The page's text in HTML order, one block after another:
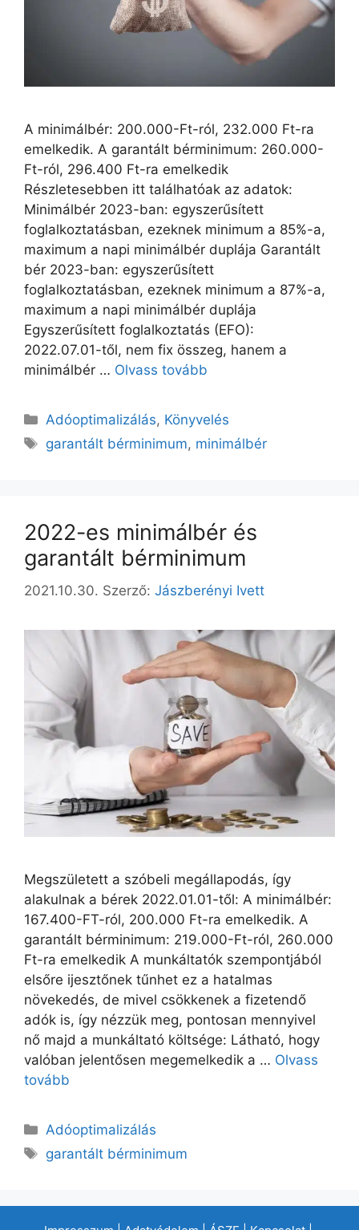
A minimálbér: 200.000-Ft-ról, 232.000 Ft-ra
emelkedik. A garantált bérminimum: 260.000-
Ft-ról, 296.400 Ft-ra emelkedik
Részletesebben itt találhatóak az adatok:
Minimálbér 2023-ban: egyszerűsített
foglalkoztatásban, ezeknek minimum a 85%-a,
maximum a napi minimálbér duplája Garantált
bér 2023-ban: egyszerűsített
foglalkoztatásban, ezeknek minimum a 87%-a,
maximum a napi minimálbér duplája
Egyszerűsített foglalkoztatás (EFO):
2022.07.01-től, nem fix összeg, hanem a
minimálbér … Olvass tovább
Adóoptimalizálás, Könyvelés
garantált bérminimum, minimálbér
2022-es minimálbér és
garantált bérminimum
2021.10.30. Szerző: Jászberényi Ivett
Megszületett a szóbeli megállapodás, így
alakulnak a bérek 2022.01.01-től: A minimálbér:
167.400-FT-ról, 200.000 Ft-ra emelkedik. A
garantált bérminimum: 219.000-Ft-ról, 260.000
Ft-ra emelkedik A munkáltatók szempontjából
elsőre ijesztőnek tűnhet ez a hatalmas
növekedés, de mivel csökkenek a fizetendő
adók is, így nézzük meg, pontosan mennyivel
nő majd a munkáltató költsége: Látható, hogy
valóban jelentősen megemelkedik a … Olvass
tovább
Adóoptimalizálás
garantált bérminimum